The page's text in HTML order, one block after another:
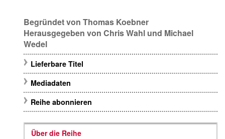
Begründet von Thomas Koebner
Herausgegeben von Chris Wahl und Michael
Wedel
Lieferbare Titel
Mediadaten
Reihe abonnieren
Über die Reihe